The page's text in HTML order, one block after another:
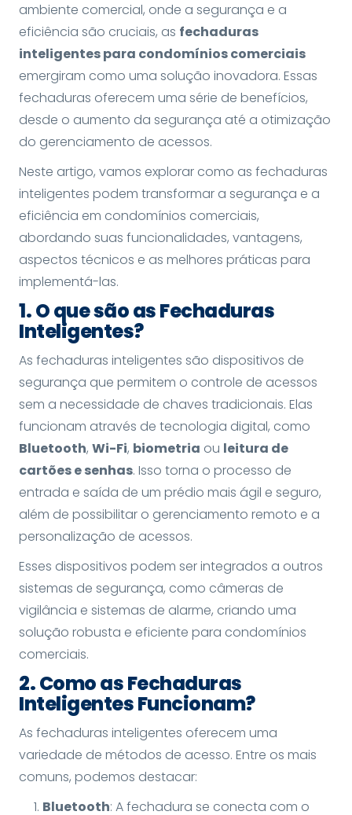
ambiente comercial, onde a segurança e a
eficiência são cruciais, as fechaduras
inteligentes para condomínios comerciais
emergiram como uma solução inovadora. Essas
fechaduras oferecem uma série de benefícios,
desde o aumento da segurança até a otimização
do gerenciamento de acessos.
Neste artigo, vamos explorar como as fechaduras
inteligentes podem transformar a segurança e a
eficiência em condomínios comerciais,
abordando suas funcionalidades, vantagens,
aspectos técnicos e as melhores práticas para
implementá-las.
1. O que são as Fechaduras
Inteligentes?
As fechaduras inteligentes são dispositivos de
segurança que permitem o controle de acessos
sem a necessidade de chaves tradicionais. Elas
funcionam através de tecnologia digital, como
Bluetooth, Wi-Fi, biometria ou leitura de
cartões e senhas. Isso torna o processo de
entrada e saída de um prédio mais ágil e seguro,
além de possibilitar o gerenciamento remoto e a
personalização de acessos.
Esses dispositivos podem ser integrados a outros
sistemas de segurança, como câmeras de
vigilância e sistemas de alarme, criando uma
solução robusta e eficiente para condomínios
comerciais.
2. Como as Fechaduras
Inteligentes Funcionam?
As fechaduras inteligentes oferecem uma
variedade de métodos de acesso. Entre os mais
comuns, podemos destacar:
Bluetooth: A fechadura se conecta com o